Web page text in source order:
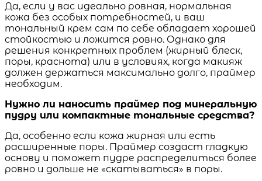
Да, если у вас идеально ровная, нормальная
кожа без особых потребностей, и ваш
тональный крем сам по себе обладает хорошей
стойкостью и ложится ровно. Однако для
решения конкретных проблем (жирный блеск,
поры, краснота) или в условиях, когда макияж
должен держаться максимально долго, праймер
необходим.
Нужно ли наносить праймер под минеральную
пудру или компактные тональные средства?
Да, особенно если кожа жирная или есть
расширенные поры. Праймер создаст гладкую
основу и поможет пудре распределиться более
ровно и дольше не «скатываться» в поры.